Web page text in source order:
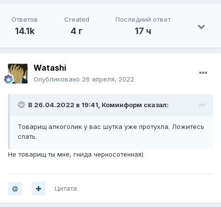
Ответов
14.1k
Created
4 г
Последний ответ
17 ч
Watashi
Опубликовано 26 апреля, 2022
В 26.04.2022 в 19:41, Коминформ сказал:
Товарищ алкоголик у вас шутка уже протухла. Ложитесь
спать.
Не товарищ ты мне, гнида черносотенная)
Цитата